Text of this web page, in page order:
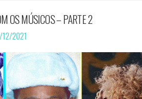
OS MÚSICOS – PARTE 2
2021